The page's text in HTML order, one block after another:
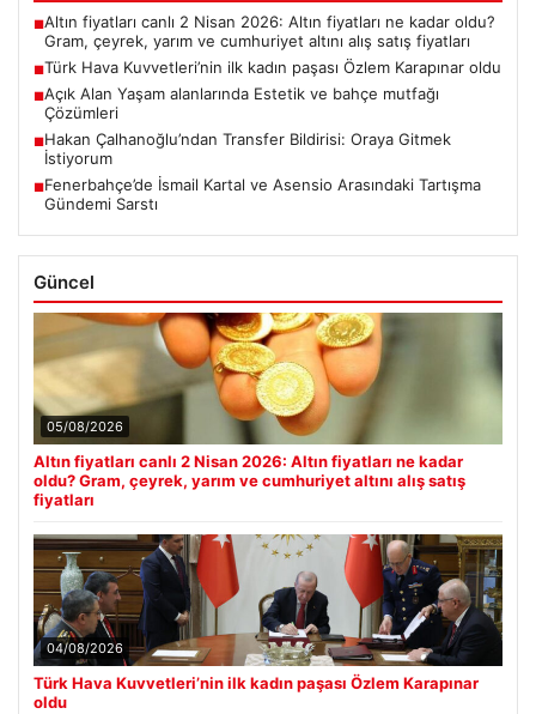
■Altın fiyatları canlı 2 Nisan 2026: Altın fiyatları ne kadar oldu?
Gram, çeyrek, yarım ve cumhuriyet altını alış satış fiyatları
■Türk Hava Kuvvetleri’nin ilk kadın paşası Özlem Karapınar oldu
■Açık Alan Yaşam alanlarında Estetik ve bahçe mutfağı
Çözümleri
■Hakan Çalhanoğlu’ndan Transfer Bildirisi: Oraya Gitmek
İstiyorum
■Fenerbahçe’de İsmail Kartal ve Asensio Arasındaki Tartışma
Gündemi Sarstı
Güncel
05/08/2026
Altın fiyatları canlı 2 Nisan 2026: Altın fiyatları ne kadar
oldu? Gram, çeyrek, yarım ve cumhuriyet altını alış satış
fiyatları
04/08/2026
Türk Hava Kuvvetleri’nin ilk kadın paşası Özlem Karapınar
oldu